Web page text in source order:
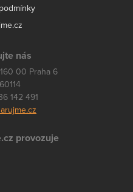
nás
00 Praha 6
142 491
provozuje